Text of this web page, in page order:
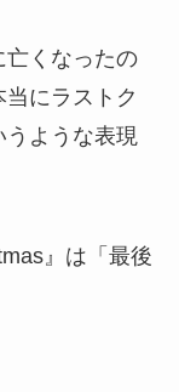
亡くなったの
にラストク
ような表現
』は「最後